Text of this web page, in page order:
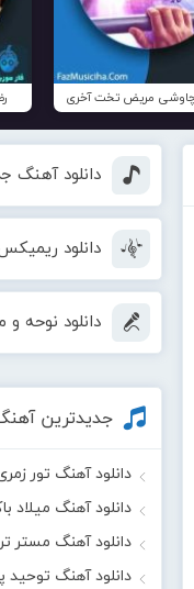
مریض تخت آخری
دانلود آهنگ
دانلود
دانلود نوحه
جدیدترین
دانلود آهنگ تور
دانلود آهنگ میلاد
دانلود آهنگ مستر
دانلود آهنگ توحید